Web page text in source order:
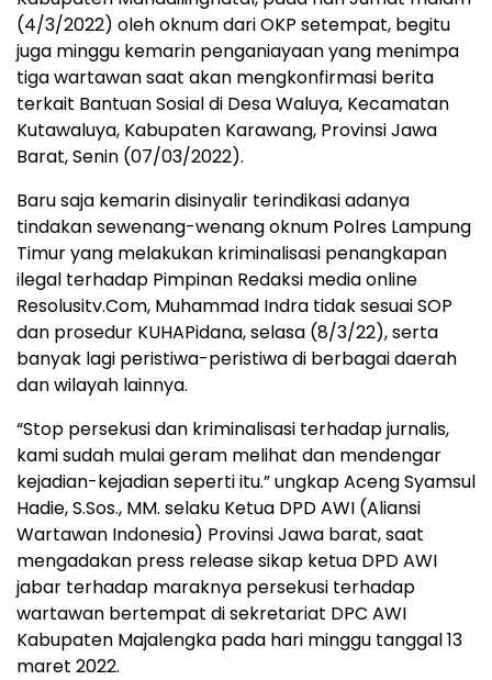
(4/3/2022) oleh oknum dari OKP setempat, begitu
juga minggu kemarin penganiayaan yang menimpa
tiga wartawan saat akan mengkonfirmasi berita
terkait Bantuan Sosial di Desa Waluya, Kecamatan
Kutawaluya, Kabupaten Karawang, Provinsi Jawa
Barat, Senin (07/03/2022).
Baru saja kemarin disinyalir terindikasi adanya
tindakan sewenang-wenang oknum Polres Lampung
Timur yang melakukan kriminalisasi penangkapan
ilegal terhadap Pimpinan Redaksi media online
Resolusitv.Com, Muhammad Indra tidak sesuai SOP
dan prosedur KUHAPidana, selasa (8/3/22), serta
banyak lagi peristiwa-peristiwa di berbagai daerah
dan wilayah lainnya.
“Stop persekusi dan kriminalisasi terhadap jurnalis,
kami sudah mulai geram melihat dan mendengar
kejadian-kejadian seperti itu.” ungkap Aceng Syamsul
Hadie, S.Sos., MM. selaku Ketua DPD AWI (Aliansi
Wartawan Indonesia) Provinsi Jawa barat, saat
mengadakan press release sikap ketua DPD AWI
jabar terhadap maraknya persekusi terhadap
wartawan bertempat di sekretariat DPC AWI
Kabupaten Majalengka pada hari minggu tanggal 13
maret 2022.